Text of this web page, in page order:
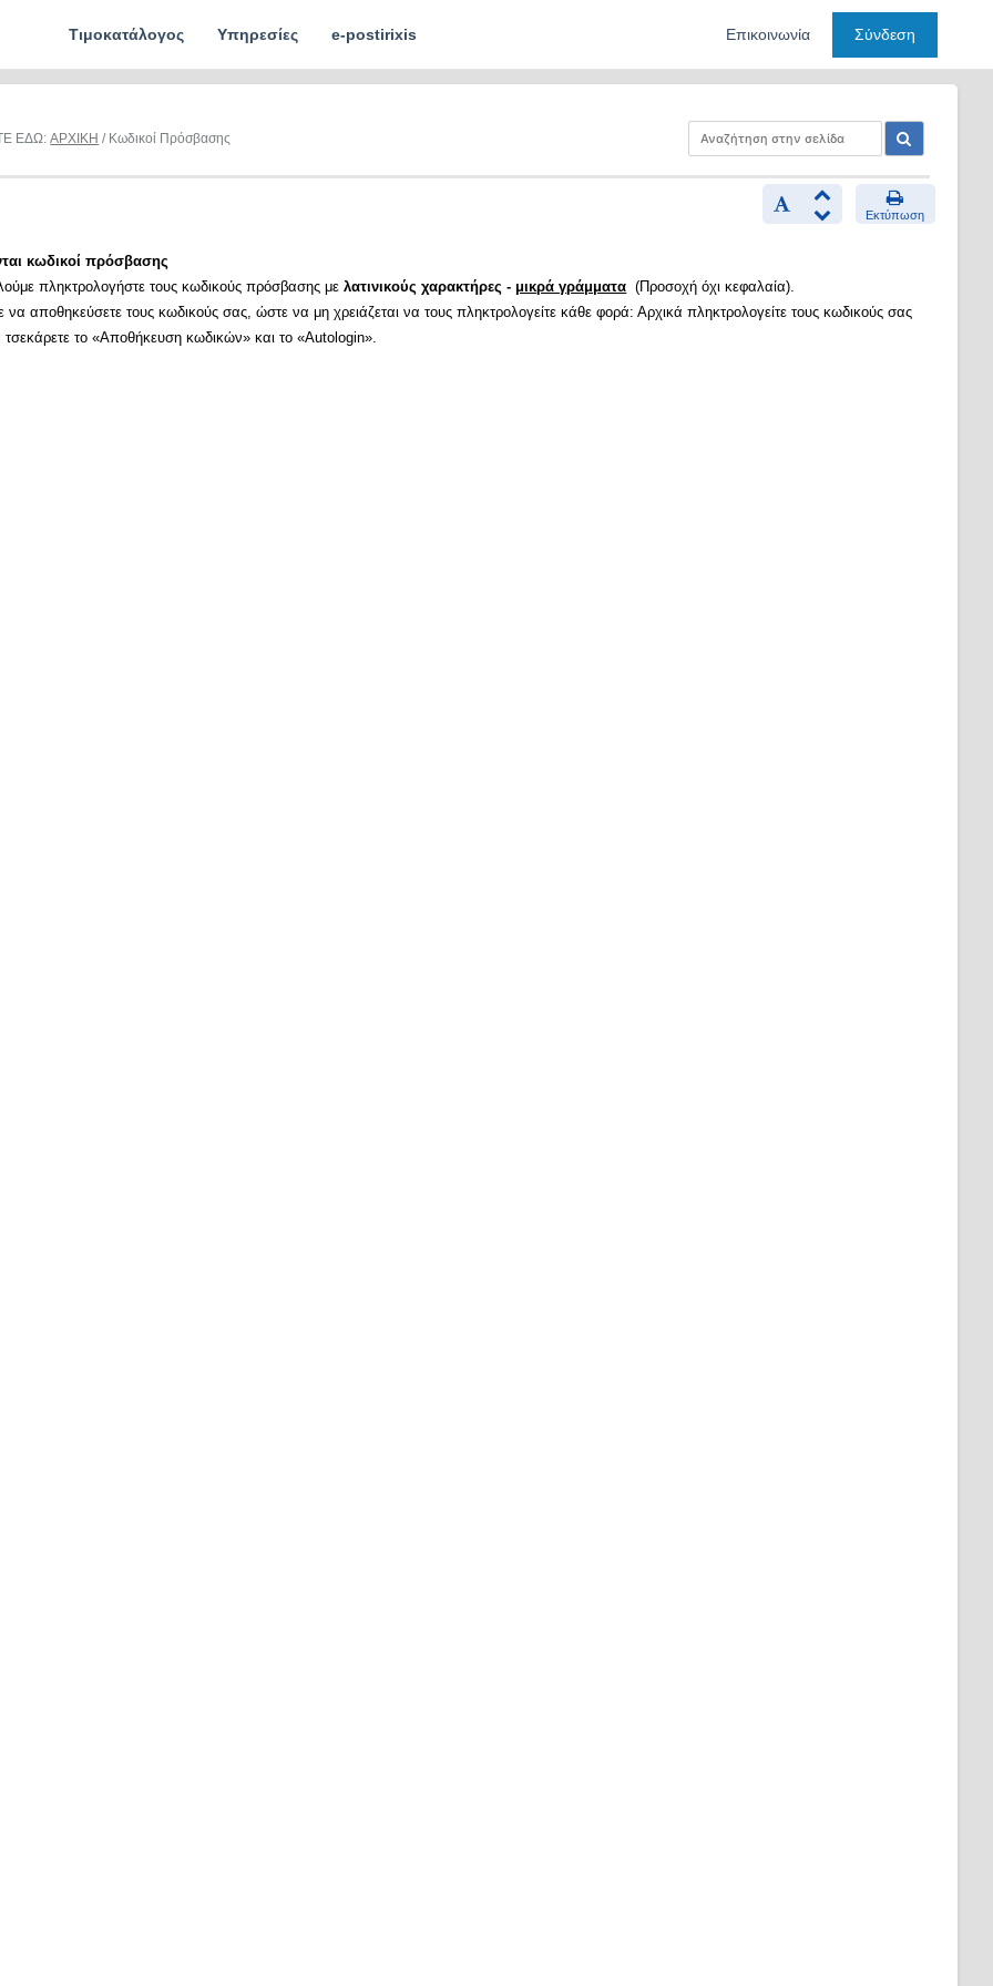
Τιμοκατάλογος Υπηρεσίες e-postirixis Επικοινωνία Σύνδεση
ΕΔΩ:ΑΡΧΙΚΗ / Κωδικοί Πρόσβασης
Εκτύπωση
κωδικοί πρόσβασης
πληκτρολογήστε τους κωδικούς πρόσβασης μελατινικούς χαρακτήρες - μικρά γράμματα (Προσοχή όχι κεφαλαία).
να αποθηκεύσετε τους κωδικούς σας, ώστε να μη χρειάζεται να τους πληκτρολογείτε κάθε φορά: Αρχικά πληκτρολογείτε τους κωδικούς σας
τσεκάρετε το «Αποθήκευση κωδικών» και το «Autologin».